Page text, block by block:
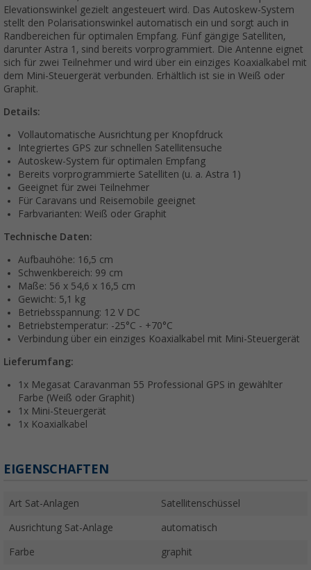
Elevationswinkel gezielt angesteuert wird. Das Autoskew-System
stellt den Polarisationswinkel automatisch ein und sorgt auch in
Randbereichen für optimalen Empfang. Fünf gängige Satelliten,
darunter Astra 1, sind bereits vorprogrammiert. Die Antenne eignet
sich für zwei Teilnehmer und wird über ein einziges Koaxialkabel mit
dem Mini-Steuergerät verbunden. Erhältlich ist sie in Weiß oder
Graphit.
Details:
Vollautomatische Ausrichtung per Knopfdruck
Integriertes GPS zur schnellen Satellitensuche
Autoskew-System für optimalen Empfang
Bereits vorprogrammierte Satelliten (u. a. Astra 1)
Geeignet für zwei Teilnehmer
Für Caravans und Reisemobile geeignet
Farbvarianten: Weiß oder Graphit
Technische Daten:
Aufbauhöhe: 16,5 cm
Schwenkbereich: 99 cm
Maße: 56 x 54,6 x 16,5 cm
Gewicht: 5,1 kg
Betriebsspannung: 12 V DC
Betriebstemperatur: -25°C - +70°C
Verbindung über ein einziges Koaxialkabel mit Mini-Steuergerät
Lieferumfang:
1x Megasat Caravanman 55 Professional GPS in gewählter
Farbe (Weiß oder Graphit)
1x Mini-Steuergerät
1x Koaxialkabel
EIGENSCHAFTEN
Art Sat-Anlagen Satellitenschüssel
Ausrichtung Sat-Anlage automatisch
Farbe graphit